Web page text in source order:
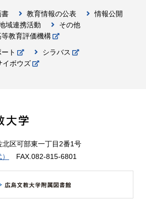
書 教育情報の公表
情報公開
域連携活動
その他
教育評価機構
ト
シラバス
イボウズ
区可部東一丁目2番1号
FAX.082-815-6801